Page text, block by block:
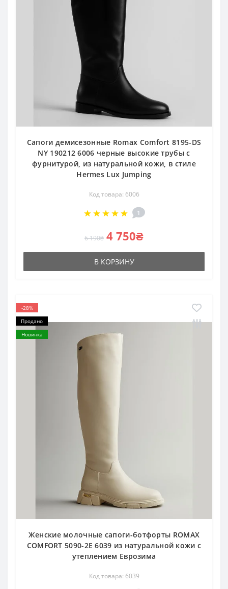
Сапоги демисезонные Romax Comfort 8195-DS
NY 190212 6006 черные высокие трубы с
фурнитурой, из натуральной кожи, в стиле
Hermes Lux Jumping
Код товара: 6006
1
6 190₴ 4 750₴
В КОРЗИНУ
-28%
Продано
Новинка
Женские молочные сапоги-ботфорты ROMAX
COMFORT 5090-2E 6039 из натуральной кожи с
утеплением Еврозима
Код товара: 6039